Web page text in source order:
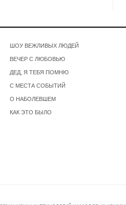
ШОУ ВЕЖЛИВЫХ ЛЮДЕЙ
ВЕЧЕР С ЛЮБОВЬЮ
ДЕД, Я ТЕБЯ ПОМНЮ
С МЕСТА СОБЫТИЙ
О НАБОЛЕВШЕМ
КАК ЭТО БЫЛО